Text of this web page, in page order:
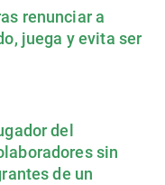
renunciar a
juega y evita ser
del
sin
de un